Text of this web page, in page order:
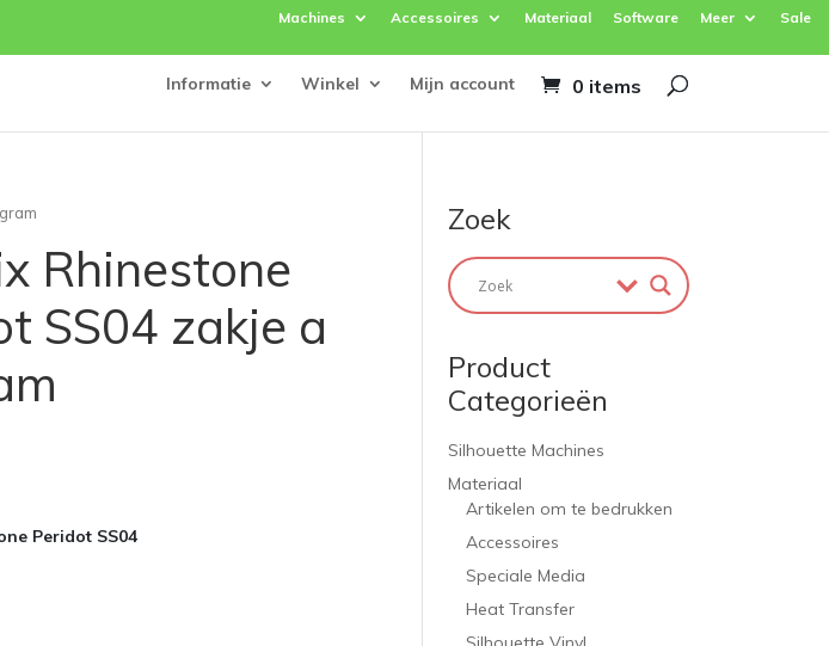
Machines Accessoires Materiaal Software Meer Sale
Informatie Winkel Mijn account 0 items
Rhinestone
SS04 zakje a
Peridot SS04
Zoek
Product
Categorieën
Silhouette Machines
Materiaal
Artikelen om te bedrukken
Accessoires
Speciale Media
Heat Transfer